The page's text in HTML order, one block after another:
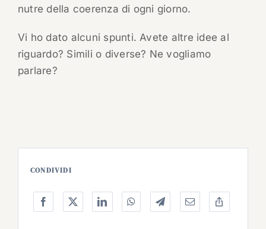
nutre della coerenza di ogni giorno.
Vi ho dato alcuni spunti. Avete altre idee al
riguardo? Simili o diverse? Ne vogliamo
parlare?
CONDIVIDI